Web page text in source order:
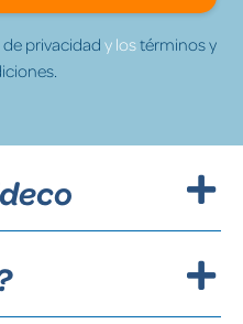
privacidad y lostérminos y